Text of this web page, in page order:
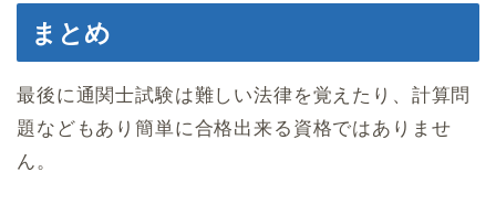
まとめ
最後に通関士試験は難しい法律を覚えたり、計算問
題などもあり簡単に合格出来る資格ではありませ
ん。